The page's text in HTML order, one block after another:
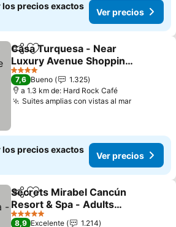
los precios exactos
Ver precios
CompartirAgregar a favoritos
Casa Turquesa - Near
Luxury Avenue Shopping
Mall
4 Estrellas
7,6 Bueno
1.325
a 1.3 km de: Hard Rock Café
Suites amplias con vistas al mar
los precios exactos
Ver precios
CompartirAgregar a favoritos
Secrets Mirabel Cancún
Resort & Spa - Adults
Only
5 Estrellas
8,9 Excelente 1.214